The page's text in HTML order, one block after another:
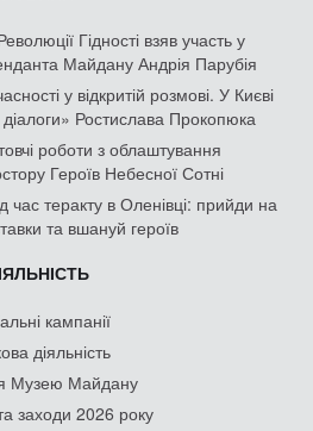
Гідності взяв участь у
Майдану Андрія Парубія
у відкритій розмові. У Києві
діалоги» Ростислава Прокопюка
роботи з облаштування
Героїв Небесної Сотні
час теракту в Оленівці: прийди на
та вшануй героїв
кампанії
діяльність
Музею Майдану
заходи 2026 року